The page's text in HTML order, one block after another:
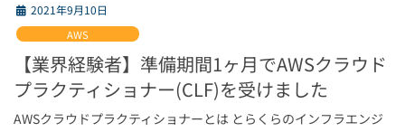
2021年9月10日
AWS
【業界経験者】準備期間1ヶ月でAWSクラウド
プラクティショナー(CLF)を受けました
AWSクラウドプラクティショナーとは とらくらのインフラエンジ